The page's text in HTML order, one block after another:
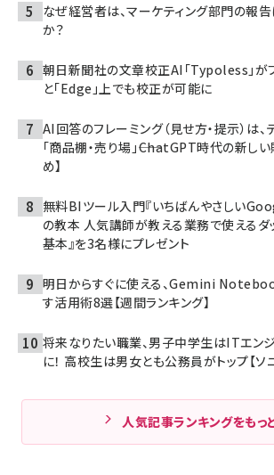
なぜ経営者は、マーケティング部門の報
か？
朝日新聞社の文章校正AI「Typoless」が
と「Edge」上でも校正が可能に
AI回答のフレーミング（見せ方・提示）は
「商品棚・売り場」――ChatGPT時代の新し
め】
無料BIツール入門『いちばんやさしい
の教本 人気講師が教える業務で使えるダ
基本』を3名様にプレゼント
明日からすぐに使える、Gemini
す活用術8選【週間ランキング】
将来なりたい職業、男子中学生はITエ
に！ 高校生は男女とも公務員がトップ【ソ
人気記事ランキングをもっ